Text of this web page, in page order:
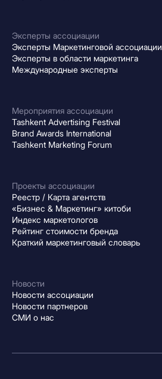
Эксперты ассоциации
Эксперты Маркетинговой ассоциации
Эксперты в области маркетинга
Международные эксперты
Мероприятия ассоциации
Tashkent Advertising Festival
Brand Awards International
Tashkent Marketing Forum
Проекты ассоциации
Реестр / Карта агентств
«Бизнес & Маркетинг» китоби
Индекс маркетологов
Рейтинг стоимости бренда
Краткий маркетинговый словарь
Новости
Новости ассоциации
Новости партнеров
СМИ о нас